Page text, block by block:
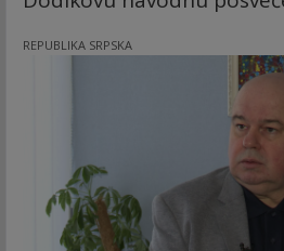
REPUBLIKA SRPSKA